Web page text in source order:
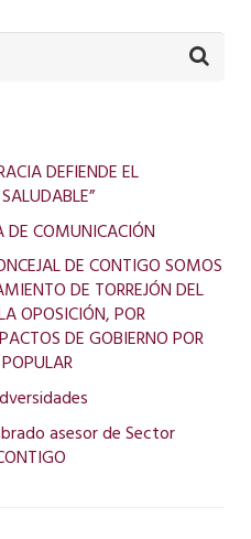
DEFIENDE EL
DE COMUNICACIÓN
DE CONTIGO SOMOS
DE TORREJÓN DEL
OPOSICIÓN, POR
DE GOBIERNO POR
asesor de Sector